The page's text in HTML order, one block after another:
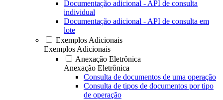
Documentação adicional - API de consulta
individual
Documentação adicional - API de consulta em
lote
Exemplos Adicionais
Exemplos Adicionais
Anexação Eletrônica
Anexação Eletrônica
Consulta de documentos de uma operação
Consulta de tipos de documentos por tipo
de operação